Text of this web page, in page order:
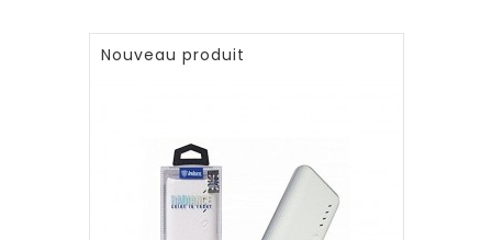
Nouveau produit